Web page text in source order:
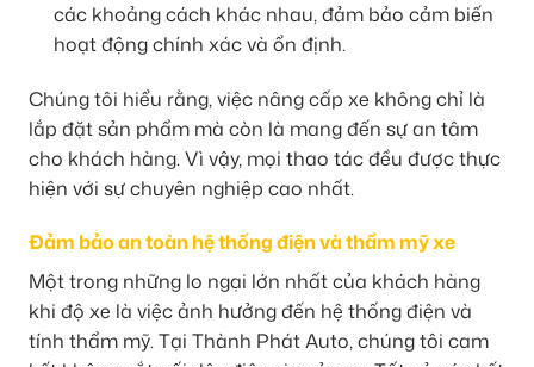
các khoảng cách khác nhau, đảm bảo cảm biến
hoạt động chính xác và ổn định.
Chúng tôi hiểu rằng, việc nâng cấp xe không chỉ là
lắp đặt sản phẩm mà còn là mang đến sự an tâm
cho khách hàng. Vì vậy, mọi thao tác đều được thực
hiện với sự chuyên nghiệp cao nhất.
Đảm bảo an toàn hệ thống điện và thẩm mỹ xe
Một trong những lo ngại lớn nhất của khách hàng
khi độ xe là việc ảnh hưởng đến hệ thống điện và
tính thẩm mỹ. Tại Thành Phát Auto, chúng tôi cam